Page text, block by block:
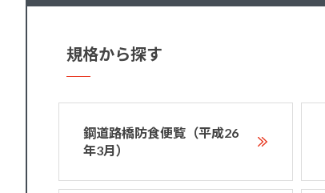
規格から探す
鋼道路橋防食便覧（平成26
年3月）